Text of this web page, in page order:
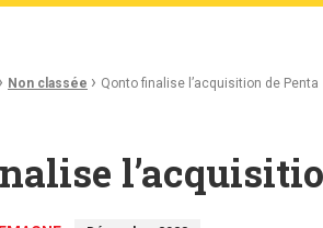
› Non classée › Qonto finalise l’acquisition de Penta